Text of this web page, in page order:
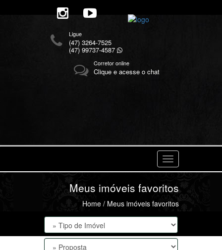
Ligue
(47) 3264-7525
(47) 99737-4587
Corretor online
Clique e acesse o chat
Navegaçåo
Meus imóveis favoritos
Home / Meus imóveis favoritos